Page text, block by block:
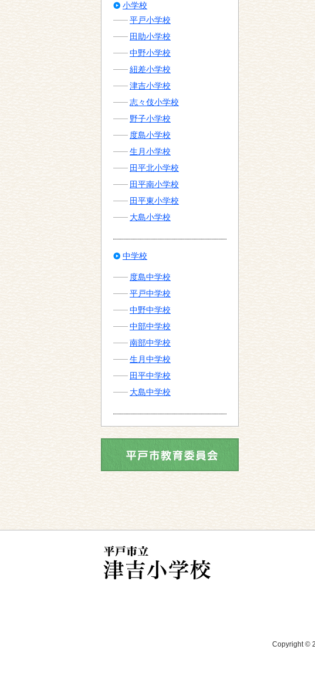
小学校
平戸小学校
田助小学校
中野小学校
紐差小学校
津吉小学校
志々伎小学校
野子小学校
度島小学校
生月小学校
田平北小学校
田平南小学校
田平東小学校
大島小学校
中学校
度島中学校
平戸中学校
中野中学校
中部中学校
南部中学校
生月中学校
田平中学校
大島中学校
Copyright ©